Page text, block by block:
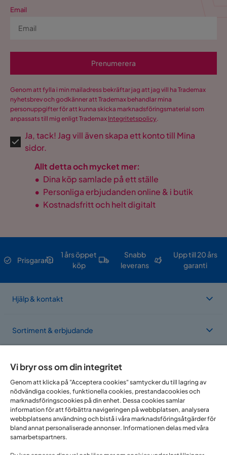
Email
Prenumerera
Genom att fylla i min mailadress bekräftar jag att jag vill ha Trademax
nyhetsbrev och godkänner att Trademax behandlar mina
personuppgifter för att kunna skicka marknadsföringsmaterial som
anpassats till mig enligt Trademax Integritetspolicy.
Ja, tack! Jag vill även skapa ett konto till Mina
sidor.
Allt detta och mycket mer:
• Dina köp samlade på ett ställe
• Personliga erbjudanden online & i butik
• Kostnadsfritt och helt digitalt
Prisgaranti
1 års öppet
köp
Snabb
leverans
Upp till 20 års
garanti
Hjälp & kontakt
Sortiment & erbjudande
Vi finns i flera länder
Vi bryr oss om din integritet
Genom att klicka på "Acceptera cookies" samtycker du till lagring av
nödvändiga cookies, funktionella cookies, prestandacookies och
marknadsföringscookies på din enhet. Dessa cookies samlar
information för att förbättra navigeringen på webbplatsen, analysera
webbplatsens användning och bistå i våra marknadsföringsåtgärder för
bland annat personaliserade annonser. Informationen delas med våra
samarbetspartners.